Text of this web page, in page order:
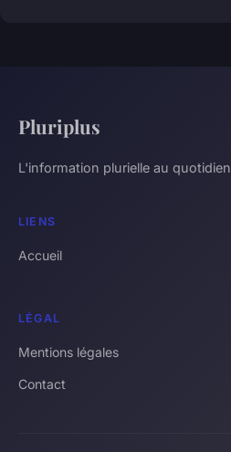
Pluriplus
L'information plurielle au quotidien
LIENS
Accueil
LÉGAL
Mentions légales
Contact